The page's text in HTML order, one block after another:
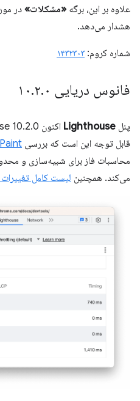
علاوه بر این، برگه «مشکلات» در
هشدار می‌دهد.
شماره کروم: ۱۴۳۲۳۰۳
فانوس دریایی ۱۰ .۲.۰
پنل Lighthouse
قابل توجه این است که بررسی
می‌کند. همچنین لیست کامل تغییرات